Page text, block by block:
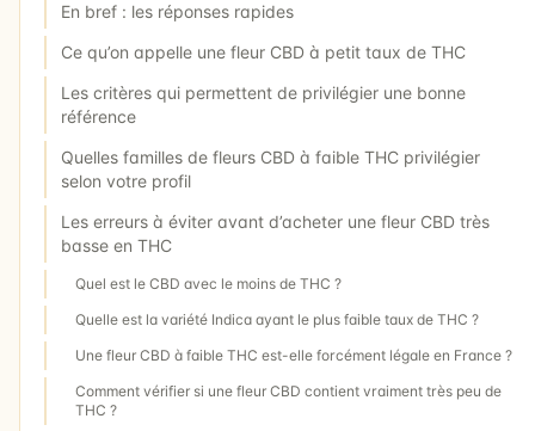
En bref : les réponses rapides
Ce qu’on appelle une fleur CBD à petit taux de THC
Les critères qui permettent de privilégier une bonne
référence
Quelles familles de fleurs CBD à faible THC privilégier
selon votre profil
Les erreurs à éviter avant d’acheter une fleur CBD très
basse en THC
Quel est le CBD avec le moins de THC ?
Quelle est la variété Indica ayant le plus faible taux de THC ?
Une fleur CBD à faible THC est-elle forcément légale en France ?
Comment vérifier si une fleur CBD contient vraiment très peu de
THC ?